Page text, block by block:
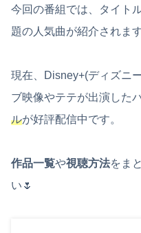
今回の番組では、タイト
題の人気曲が紹介されます
現在、Disney+(ディズニ
ブ映像やテテが出演した
ルが好評配信中です。
作品一覧や視聴方法をま
い🌷